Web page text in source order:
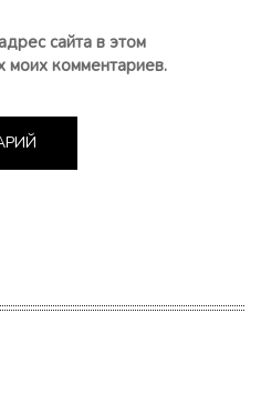
сайта в этом
комментариев.